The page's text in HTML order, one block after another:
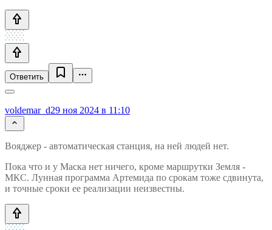
Ответить
voldemar_d29 ноя 2024 в 11:10
Вояджер - автоматическая станция, на ней людей нет.
Пока что и у Маска нет ничего, кроме маршрутки Земля -
МКС. Лунная программа Артемида по срокам тоже сдвинута,
и точные сроки ее реализации неизвестны.